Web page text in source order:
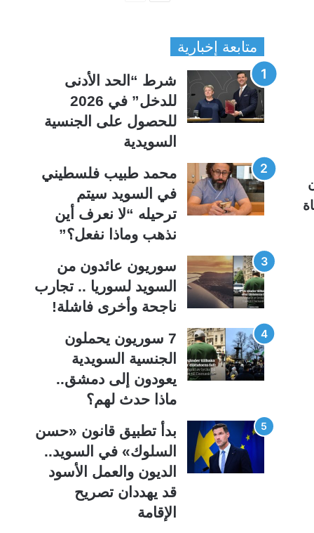
ا
ل
س
ب
ق
ة
ا
ل
ت
ل
متابعة إخبارية
شرط “الحد الأدنى
للدخل” في 2026
للحصول على الجنسية
السويدية
محمد طبيب فلسطيني
في السويد سيتم
ترحيله “لا نعرف أين
نذهب وماذا نفعل؟”
سوريون عائدون من
السويد لسوريا .. تجارب
ناجحة وأخرى فاشلة!
7 سوريون يحملون
الجنسية السويدية
يعودون إلى دمشق..
ماذا حدث لهم؟
بدأ تطبيق قانون «حسن
السلوك» في السويد..
الديون والعمل الأسود
قد يهددان تصريح
الإقامة